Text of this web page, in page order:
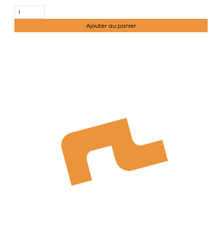
Ajouter au panier